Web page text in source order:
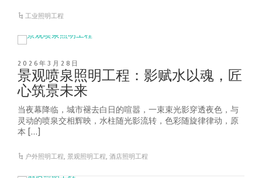
工业照明工程
2026年3月28日
景观喷泉照明工程：影赋水以魂，匠
心筑景未来
当夜幕降临，城市褪去白日的喧嚣，一束束光影穿透夜色，与
灵动的喷泉交相辉映，水柱随光影流转，色彩随旋律律动，原
本 […]
户外照明工程,景观照明工程,酒店照明工程